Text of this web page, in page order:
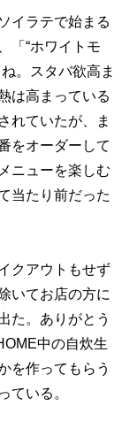
イラテで始まる
「“ホワイトモ
。スタバ欲高ま
は高まっている
れていたが、ま
をオーダーして
ニューを楽しむ
当たり前だった
クアウトもせず
いてお店の方に
た。ありがとう
中の自炊生
を作ってもらう
ている。